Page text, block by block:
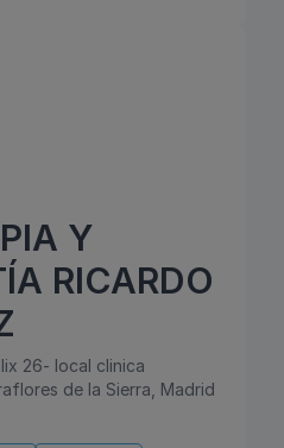
Y
RICARDO
26- local clinica
de la Sierra, Madrid